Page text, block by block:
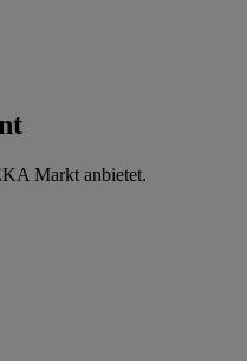
Markt anbietet.